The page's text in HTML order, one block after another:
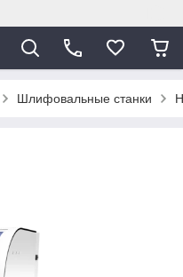
Шлифовальные станки